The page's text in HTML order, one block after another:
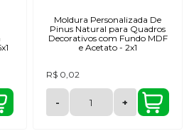
Moldura Personalizada De
Pinus Natural para Quadros
Decorativos com Fundo MDF
e Acetato - 2x1
R$ 0,02
- +